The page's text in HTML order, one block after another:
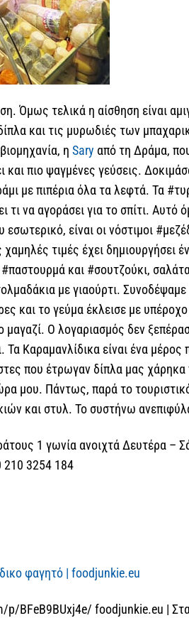
Όμως τελικά η αίσθηση είναι
και τις μυρωδιές των
ηSary από τη Δράμα,
πιο ψαγμένες γεύσεις.
με πιπέρια όλα τα λεφτά. Τα
τι να αγοράσει για το σπίτι.
είναι οι νόστιμοι
τιμές έχει δημιουργήσει
και #σουτζούκι,
με γιαούρτι.
και το γεύμα έκλεισε με
Ο λογαριασμός δεν
Καραμανλίδικα είναι ένα μέρος
που έτρωγαν δίπλα μας
μου. Πάντως, παρά το
και στυλ. Το συστήνω
1 γωνία ανοιχτά Δευτέρα –
210 3254 184
φαγητό | foodjunkie.eu
BFeB9BUxj4e/ foodjunkie.eu | Στα